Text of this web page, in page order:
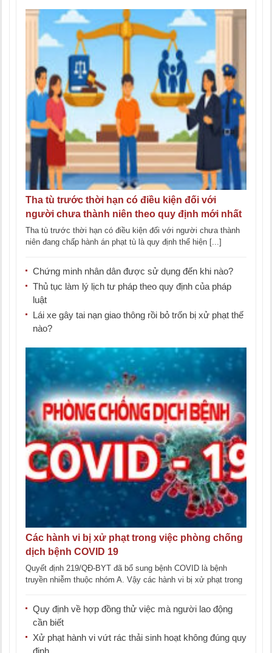
Tha tù trước thời hạn có điều kiện đối với
người chưa thành niên theo quy định mới nhất
Tha tù trước thời hạn có điều kiện đối với người chưa thành
niên đang chấp hành án phạt tù là quy định thể hiện [...]
Chứng minh nhân dân được sử dụng đến khi nào?
Thủ tục làm lý lịch tư pháp theo quy định của pháp
luật
Lái xe gây tai nạn giao thông rồi bỏ trốn bị xử phạt thế
nào?
Các hành vi bị xử phạt trong việc phòng chống
dịch bệnh COVID 19
Quyết định 219/QĐ-BYT đã bổ sung bệnh COVID là bệnh
truyền nhiễm thuộc nhóm A. Vậy các hành vi bị xử phạt trong
Quy định về hợp đồng thử việc mà người lao động
cần biết
Xử phạt hành vi vứt rác thải sinh hoạt không đúng quy
định